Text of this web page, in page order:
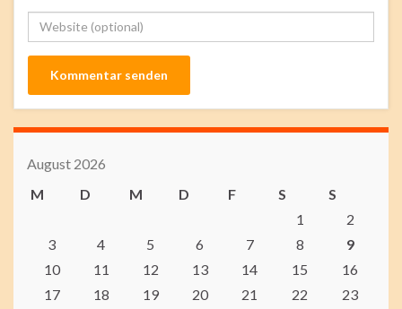
August 2026
M
D M D F S
S
1
2
3
4 5 6 7 8
9
10
11 12 13 14 15
16
17
18 19 20 21 22
23